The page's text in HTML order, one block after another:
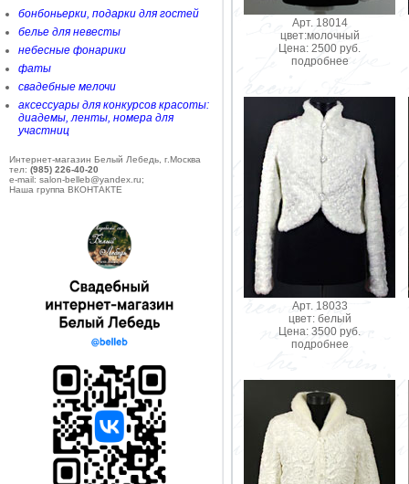
бонбоньерки, подарки для гостей
белье для невесты
небесные фонарики
фаты
свадебные мелочи
аксессуары для конкурсов красоты:
диадемы, ленты, номера для
участниц
Интернет-магазин Белый Лебедь, г.Москва
тел: (985) 226-40-20
e-mail: salon-belleb@yandex.ru;
Наша группа ВКОНТАКТЕ
Арт. 18014
цвет:молочный
Цена: 2500 руб.
подробнее
Арт. 18033
цвет: белый
Цена: 3500 руб.
подробнее